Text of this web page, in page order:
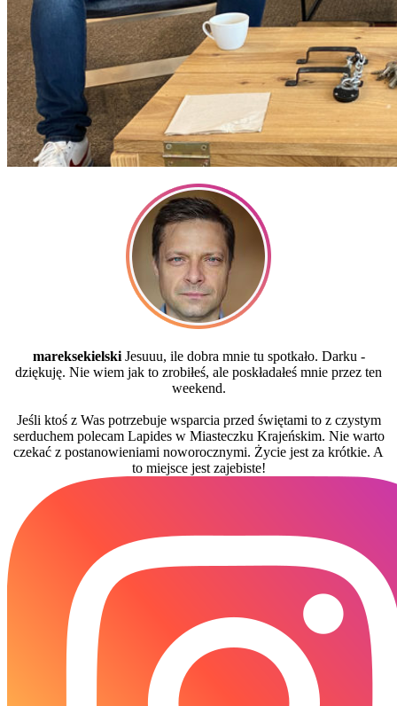
mareksekielski Jesuuu, ile dobra mnie tu spotkało. Darku -
dziękuję. Nie wiem jak to zrobiłeś, ale poskładałeś mnie przez ten
weekend.
Jeśli ktoś z Was potrzebuje wsparcia przed świętami to z czystym
serduchem polecam Lapides w Miasteczku Krajeńskim. Nie warto
czekać z postanowieniami noworocznymi. Życie jest za krótkie. A
to miejsce jest zajebiste!